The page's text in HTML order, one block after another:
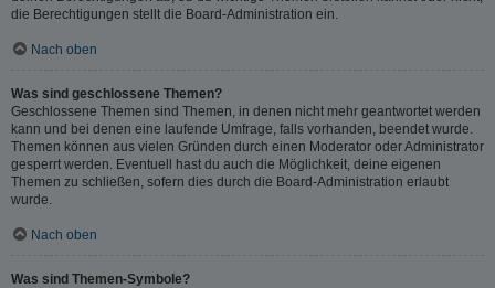
die Berechtigungen stellt die Board-Administration ein.
Nach oben
Was sind geschlossene Themen?
Geschlossene Themen sind Themen, in denen nicht mehr geantwortet werden
kann und bei denen eine laufende Umfrage, falls vorhanden, beendet wurde.
Themen können aus vielen Gründen durch einen Moderator oder Administrator
gesperrt werden. Eventuell hast du auch die Möglichkeit, deine eigenen
Themen zu schließen, sofern dies durch die Board-Administration erlaubt
wurde.
Nach oben
Was sind Themen-Symbole?